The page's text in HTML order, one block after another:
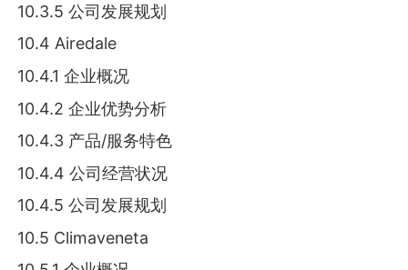
10.3.5 公司发展规划
10.4 Airedale
10.4.1 企业概况
10.4.2 企业优势分析
10.4.3 产品/服务特色
10.4.4 公司经营状况
10.4.5 公司发展规划
10.5 Climaveneta